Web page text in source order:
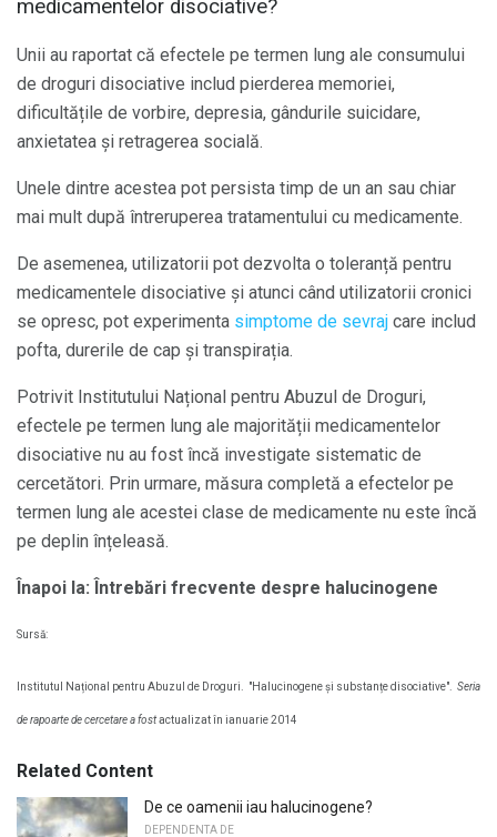
medicamentelor disociative?
Unii au raportat că efectele pe termen lung ale consumului
de droguri disociative includ pierderea memoriei,
dificultățile de vorbire, depresia, gândurile suicidare,
anxietatea și retragerea socială.
Unele dintre acestea pot persista timp de un an sau chiar
mai mult după întreruperea tratamentului cu medicamente.
De asemenea, utilizatorii pot dezvolta o toleranță pentru
medicamentele disociative și atunci când utilizatorii cronici
se opresc, pot experimenta simptome de sevraj care includ
pofta, durerile de cap și transpirația.
Potrivit Institutului Național pentru Abuzul de Droguri,
efectele pe termen lung ale majorității medicamentelor
disociative nu au fost încă investigate sistematic de
cercetători. Prin urmare, măsura completă a efectelor pe
termen lung ale acestei clase de medicamente nu este încă
pe deplin înțeleasă.
Înapoi la: Întrebări frecvente despre halucinogene
Sursă:
Institutul Național pentru Abuzul de Droguri. "Halucinogene și substanțe disociative". Seria
de rapoarte de cercetare a fostactualizat în ianuarie 2014
Related Content
De ce oamenii iau halucinogene?
DEPENDENTA DE